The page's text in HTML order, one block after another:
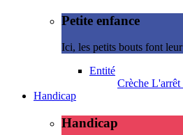
Petite enfance
Ici, les petits bouts font
Entité
Crèche L'arrêt
Handicap
Handicap